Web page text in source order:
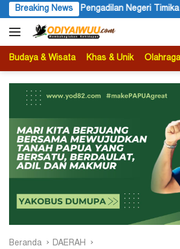
Langsung
ke
konten
Breaking News
Tegaskan Eksekusi Bukan Pemeriksaan
Budaya & Wisata Khas & Unik Olahraga
Beranda DAERAH